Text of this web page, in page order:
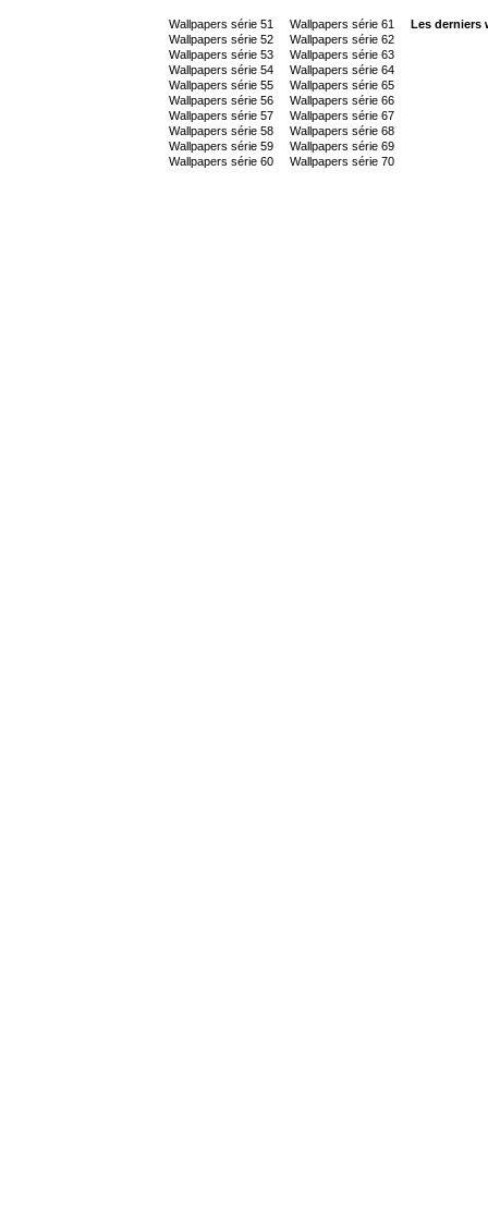
Wallpapers série 51
Wallpapers série 52
Wallpapers série 53
Wallpapers série 54
Wallpapers série 55
Wallpapers série 56
Wallpapers série 57
Wallpapers série 58
Wallpapers série 59
Wallpapers série 60
Wallpapers série 61
Wallpapers série 62
Wallpapers série 63
Wallpapers série 64
Wallpapers série 65
Wallpapers série 66
Wallpapers série 67
Wallpapers série 68
Wallpapers série 69
Wallpapers série 70
Les derniers